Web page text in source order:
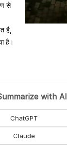
से
है,
है।
with AI
ChatGPT
Claude